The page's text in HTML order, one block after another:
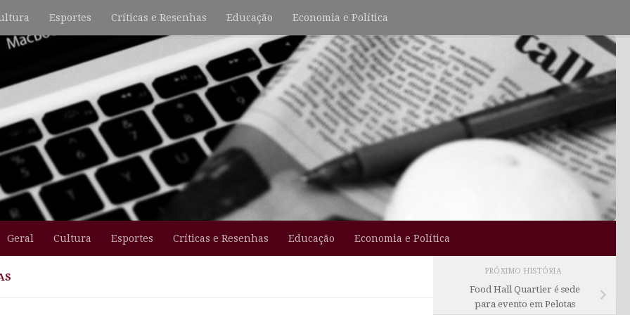
Esportes Críticas e Resenhas Educação Economia e Política
Geral Cultura Esportes Críticas e Resenhas Educação Economia e Política
PRÓXIMO HISTÓRIA
Food Hall Quartier é sede
para evento em Pelotas